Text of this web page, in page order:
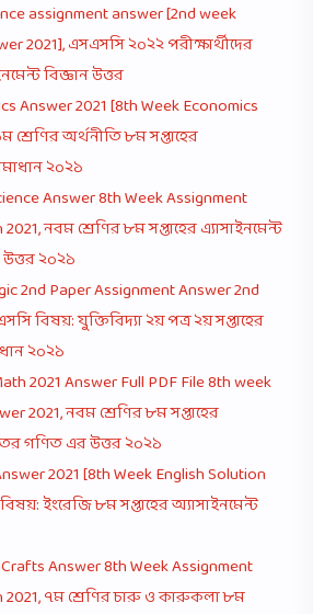
assignment answer [2nd week
2021], এসএসসি ২০২২ পরীক্ষার্থীদের
বিজ্ঞান উত্তর
Answer 2021 [8th Week Economics
শ্রেণির অর্থনীতি ৮ম সপ্তাহের
২০২১
Answer 8th Week Assignment
নবম শ্রেণির ৮ম সপ্তাহের এ্যাসাইনমেন্ট
উত্তর ২০২১
2nd Paper Assignment Answer 2nd
বিষয়: যুক্তিবিদ্যা ২য় পত্র ২য় সপ্তাহের
২০২১
2021 Answer Full PDF File 8th week
2021, নবম শ্রেণির ৮ম সপ্তাহের
গণিত এর উত্তর ২০২১
2021 [8th Week English Solution
ইংরেজি ৮ম সপ্তাহের অ্যাসাইনমেন্ট
Answer 8th Week Assignment
৭ম শ্রেণির চারু ও কারুকলা ৮ম